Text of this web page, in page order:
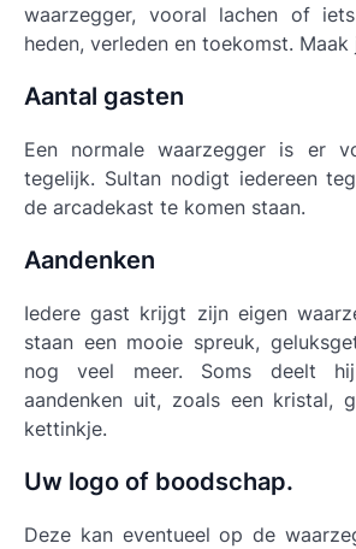
waarzegger, vooral lachen of
heden, verleden en toekomst. Maak
Aantal gasten
Een normale waarzegger is er
tegelijk. Sultan nodigt iedereen
de arcadekast te komen staan.
Aandenken
Iedere gast krijgt zijn eigen
staan een mooie spreuk,
nog veel meer. Soms deelt
aandenken uit, zoals een kristal,
kettinkje.
Uw logo of boodschap.
Deze kan eventueel op de